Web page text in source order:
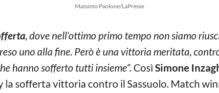
Massimo Paolone/LaPresse
, dove nell’ottimo primo tempo non siamo
uno alla fine. Però è una vittoria meritata,
hanno sofferto tutti insieme”. Così Simone
la sofferta vittoria contro il Sassuolo. Match